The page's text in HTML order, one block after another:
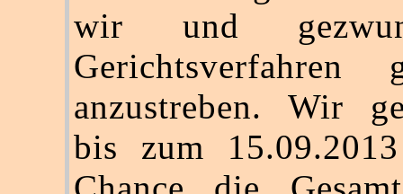
wir und
Gerichtsverfahren
anzustreben. Wir
bis zum